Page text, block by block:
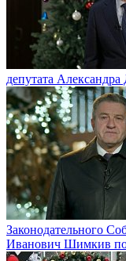
депутата
Законодательного
Иванович Шимкив